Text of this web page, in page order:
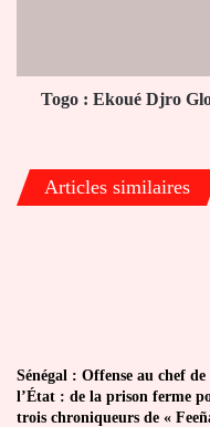
de
Togo : Ekoué Djro
Articles similaires
Sénégal : Offense au chef de
l’État : de la prison ferme
trois chroniqueurs de «